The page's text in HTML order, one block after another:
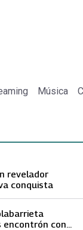
Música
revelador
conquista
encontrón con